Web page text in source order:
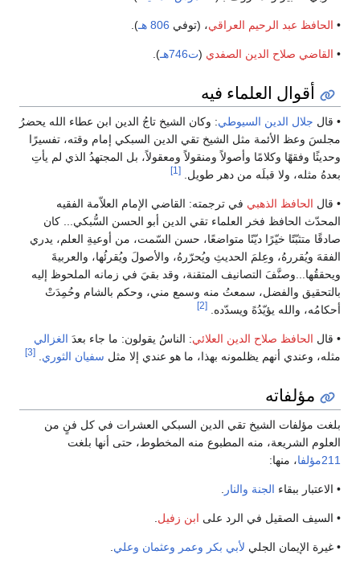
• الحافظ عبد الرحيم العراقي، (توفي 806 هـ ).
• القاضي صلاح الدين الصفدي (ت746هـ ).
أقوال العلماء فيه
• قال جلال الدين السيوطي: وكان الشيخ تاجُ الدين ابن عطاء الله يحضرُ
مجلسَ وعظ الأئمة مثل الشيخ تقي الدين السبكي إمام وقته، تفسيرًا
وحديثًا وفقهًا وكلامًا وأصولاً ومنقولاً ومعقولاً، بل المجتهدُ الذي لم يأتِ
بعدهُ مثله، ولا قبلَه من دهر طويل. [1]
• قال الحافظ الذهبي في ترجمته: القاضي الإمام العلاّمة الفقيه
المحدّث الحافظ فخر العلماء تقي الدين أبو الحسن السُّبكي... كان
صادقًا متثبّتًا خيّرًا ديّنًا متواضعًا، حسن السّمت، من أوعيةِ العلم، يدري
الفقهَ ويُقررهُ، وعِلمَ الحديثِ ويُحرّرهُ، والأصولَ ويُقرئُها، والعربيةَ
ويحققُها...وصنَّفَ التصانيف المتقنة، وقد بقيَ في زمانه الملحوظ إليه
بالتحقيق والفضل، سمعتُ منه وسمع مني، وحكم بالشام وحُمِدَتْ
أحكامُه، والله يؤيّدُهً ويسدّده. [2]
• قال الحافظ صلاح الدين العلائي: الناسُ يقولون: ما جاء بعدَ الغزالي
مثله، وعندي أنهم يظلمونه بهذا، ما هو عندي إلا مثل سفيان الثوري.
[3]
مؤلفاته
بلغت مؤلفات الشيخ تقي الدين السبكي العشرات في كل فنٍ من
العلوم الشريعة، منه المطبوع منه المخطوط، حتى أنها بلغت
211مؤلفا
، منها:
• الاعتبار ببقاء الجنة والنار
• السيف الصقيل في الرد على ابن زفيل
• غيرة الإيمان الجلي لأبي بكر وعمر وعثمان وعلي